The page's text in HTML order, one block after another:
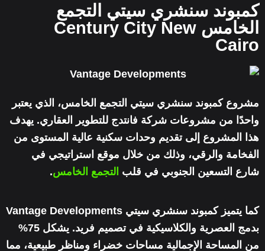
كمبوند سنشري سيتي التجمع
الخامس Century City New
Cairo
مشروع كمبوند سنشري سيتي التجمع الخامس، الذي يعتبر
واحدًا من مشروعات شركة فانتدج للتطوير العقاري. يهدف
هذا المشروع إلى تقديم وحدات سكنية عالية المستوى من
الفخامة والرقي، وذلك من خلال موقع استراتيجي في
شارع التسعين الجنوبي في قلب التجمع الخامس.
كما يتميز كمبوند سنشري سيتي Vantage Developments
بدمج العصرية والكلاسيكية في تصميم فريد. يشكل 75%
من المساحة الإجمالية مساحات خضراء ومناظر طبيعية، مما